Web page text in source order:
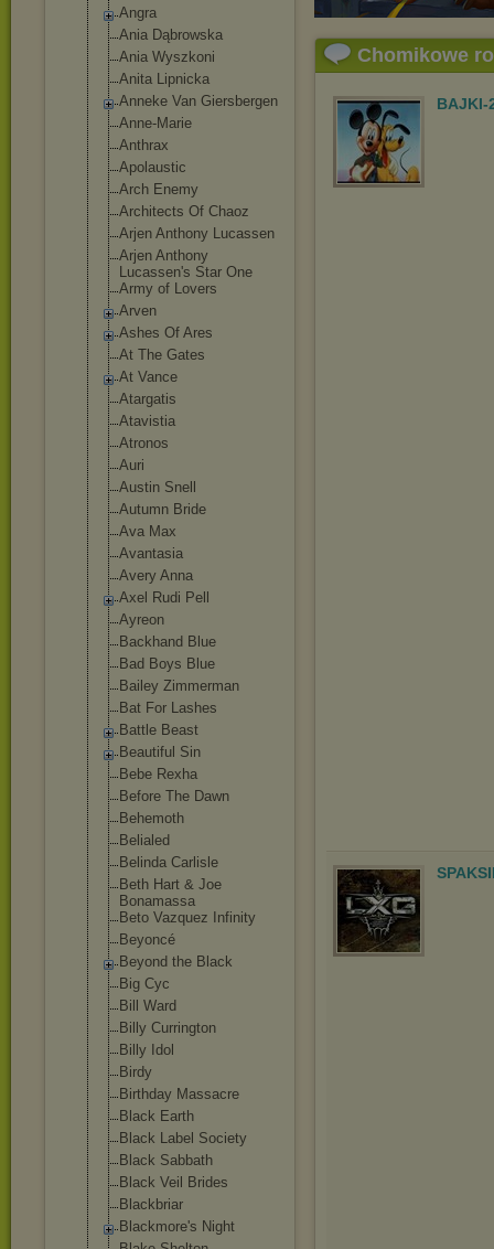
Angra
Ania Dąbrowska
Ania Wyszkoni
Anita Lipnicka
Anneke Van Giersbergen
Anne-Marie
Anthrax
Apolaustic
Arch Enemy
Architects Of Chaoz
Arjen Anthony Lucassen
Arjen Anthony
Lucassen's Star One
Army of Lovers
Arven
Ashes Of Ares
At The Gates
At Vance
Atargatis
Atavistia
Atronos
Auri
Austin Snell
Autumn Bride
Ava Max
Avantasia
Avery Anna
Axel Rudi Pell
Ayreon
Backhand Blue
Bad Boys Blue
Bailey Zimmerman
Bat For Lashes
Battle Beast
Beautiful Sin
Bebe Rexha
Before The Dawn
Behemoth
Belialed
Belinda Carlisle
Beth Hart & Joe
Bonamassa
Beto Vazquez Infinity
Beyoncé
Beyond the Black
Big Cyc
Bill Ward
Billy Currington
Billy Idol
Birdy
Birthday Massacre
Black Earth
Black Label Society
Black Sabbath
Black Veil Brides
Blackbriar
Blackmore's Night
Chomikowe
BAJKI-